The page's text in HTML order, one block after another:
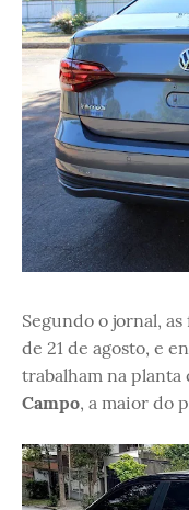
Segundo o jornal,
de 21 de agosto, e
trabalham na planta
Campo, a maior do